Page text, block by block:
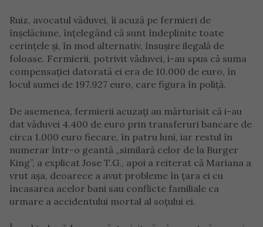
Ruiz, avocatul văduvei, îi acuză pe fermieri de
înșelăciune, înțelegând că sunt îndeplinite toate
cerințele și, în mod alternativ, însușire ilegală de
foloase. Fermierii, potrivit văduvei, i-au spus că suma
compensației datorată ei era de 10.000 de euro, în
locul sumei de 197.927 euro, care figura în poliță.
De asemenea, fermierii acuzați au mărturisit că i-au
dat văduvei 4.400 de euro prin transferuri bancare de
circa 1.000 euro fiecare, în patru luni, iar restul în
numerar într-o geantă „similară celor de la Burger
King”, a explicat Jose T.G., apoi a reiterat că Mariana a
vrut așa, deoarece a avut probleme în țara ei cu
încasarea acelor bani sau conflicte familiale ca
urmare a accidentului mortal al soțului ei.